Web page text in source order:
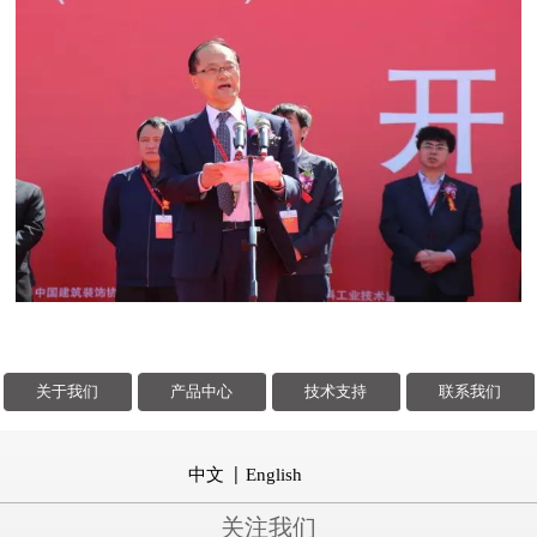
关于我们 产品中心 技术支持 联系我们
中文 English
关注我们